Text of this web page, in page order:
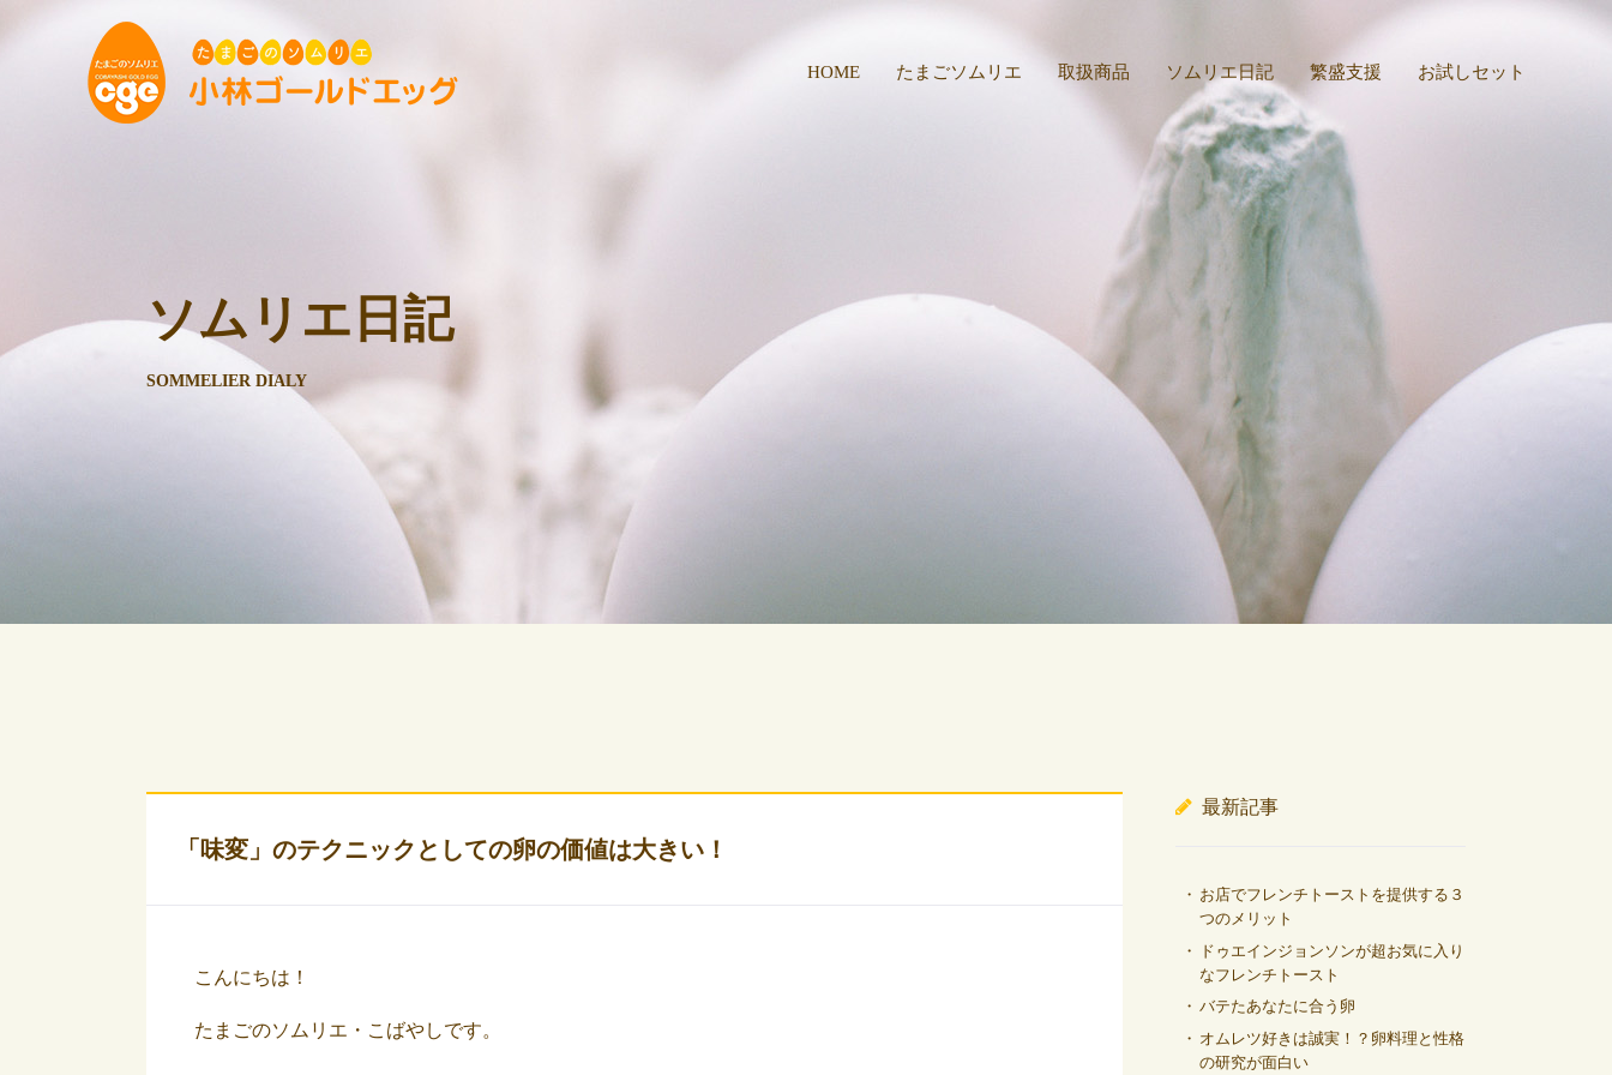
HOME たまごソムリエ 取扱商品 ソムリエ日記 繁盛支援 お試しセット
ソムリエ日記
SOMMELIER DIALY
「味変」のテクニックとしての卵の価値は大きい！
こんにちは！
たまごのソムリエ・こばやしです。
最新記事
お店でフレンチトーストを提供する３
つのメリット
ドゥエインジョンソンが超お気に入り
なフレンチトースト
バテたあなたに合う卵
オムレツ好きは誠実！？卵料理と性格
の研究が面白い